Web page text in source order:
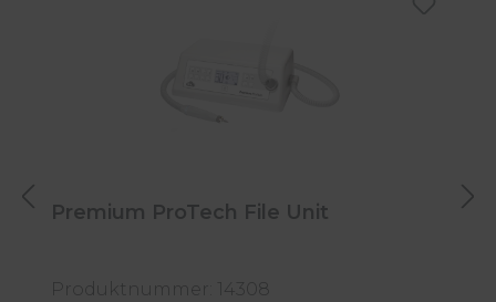
Premium ProTech File Unit
Produktnummer: 14308